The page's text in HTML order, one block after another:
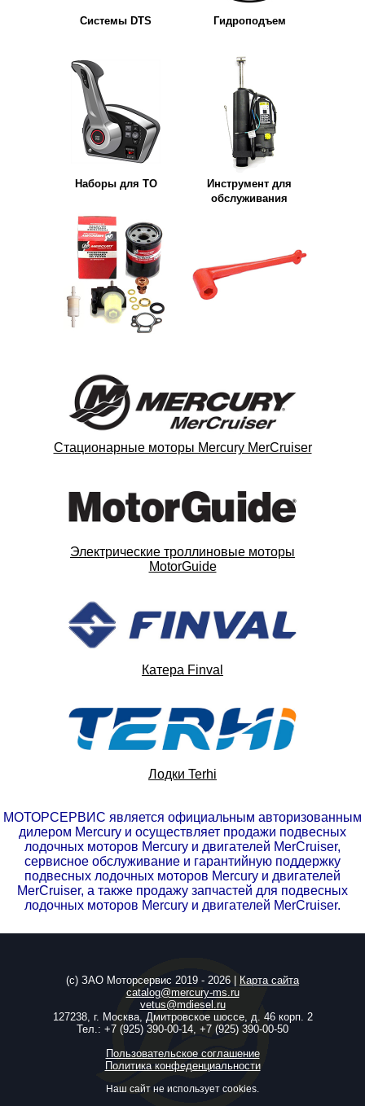
Системы DTS Гидроподъем
Наборы для ТО
Инструмент для
обслуживания
Стационарные моторы Mercury MerCruiser
Электрические троллиновые моторы
MotorGuide
Катера Finval
Лодки Terhi
МОТОРСЕРВИС является официальным авторизованным
дилером Mercury и осуществляет продажи подвесных
лодочных моторов Mercury и двигателей MerCruiser,
сервисное обслуживание и гарантийную поддержку
подвесных лодочных моторов Mercury и двигателей
MerCruiser, а также продажу запчастей для подвесных
лодочных моторов Mercury и двигателей MerCruiser.
(c) ЗАО Моторсервис 2019 - 2026 |
Карта сайта
catalog@mercury-ms.ru
vetus@mdiesel.ru
127238, г. Москва, Дмитровское шоссе, д. 46 корп. 2
Тел.: +7 (925) 390-00-14 +7 (925) 390-00-50
Пользовательское соглашение
Политика конфеденциальности
Наш сайт не использует cookies.